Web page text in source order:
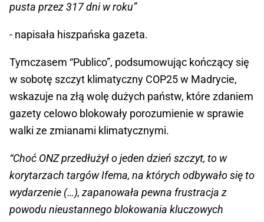
pusta przez 317 dni w roku”
- napisała hiszpańska gazeta.
Tymczasem “Publico”, podsumowując kończący się
w sobotę szczyt klimatyczny COP25 w Madrycie,
wskazuje na złą wolę dużych państw, które zdaniem
gazety celowo blokowały porozumienie w sprawie
walki ze zmianami klimatycznymi.
“Choć ONZ przedłużył o jeden dzień szczyt, to w
korytarzach targów Ifema, na których odbywało się to
wydarzenie (…), zapanowała pewna frustracja z
powodu nieustannego blokowania kluczowych